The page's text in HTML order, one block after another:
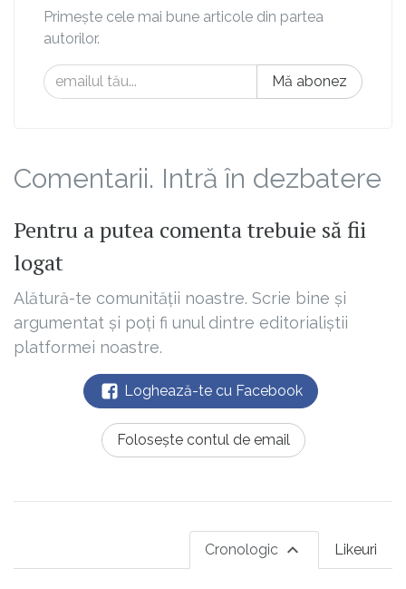
Primește cele mai bune articole din partea
autorilor.
Mă abonez
Comentarii. Intră în dezbatere
Pentru a putea comenta trebuie să fii
logat
Alătură-te comunității noastre. Scrie bine și
argumentat și poți fi unul dintre editorialiștii
platformei noastre.
Loghează-te cu Facebook
Folosește contul de email
Likeuri
Cronologic